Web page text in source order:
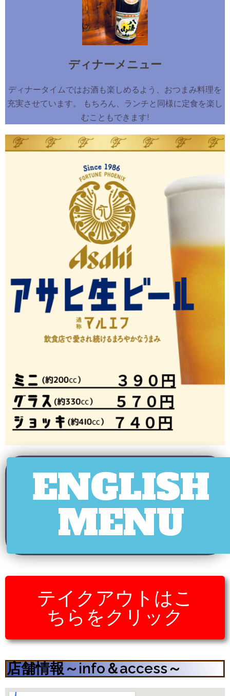
ディナーメニュー
ディナータイムではお酒も楽しめるよう、おつまみ料理を
充実させています。 もちろん、ランチと同様に定食を楽し
むこともできます!
ENGLISH
MENU
テイクアウトはこ
ちらをクリック
店舗情報～info＆access～